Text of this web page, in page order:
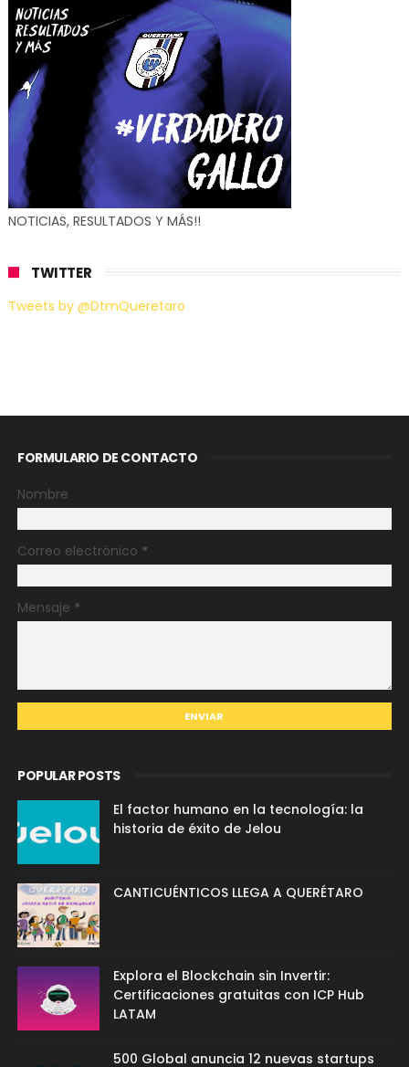
NOTICIAS, RESULTADOS Y MÁS!!
TWITTER
Tweets by @DtmQueretaro
FORMULARIO DE CONTACTO
Nombre
Correo electrónico *
Mensaje *
POPULAR POSTS
El factor humano en la tecnología: la
historia de éxito de Jelou
CANTICUÉNTICOS LLEGA A QUERÉTARO
Explora el Blockchain sin Invertir:
Certificaciones gratuitas con ICP Hub
LATAM
500 Global anuncia 12 nuevas startups